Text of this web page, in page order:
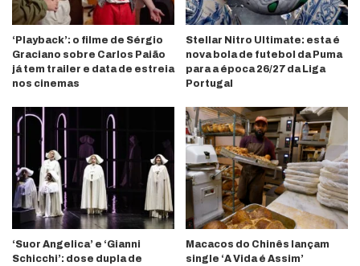
‘Playback’: o filme de Sérgio
Graciano sobre Carlos Paião
já tem trailer e data de estreia
nos cinemas
Stellar Nitro Ultimate: esta é
nova bola de futebol da Puma
para a época 26/27 da Liga
Portugal
‘Suor Angelica’ e ‘Gianni
Schicchi’: dose dupla de
Macacos do Chinês lançam
single ‘A Vida é Assim’